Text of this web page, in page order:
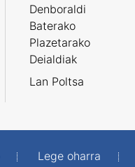
Denboraldi
Baterako
Plazetarako
Deialdiak
Lan Poltsa
Lege oharra